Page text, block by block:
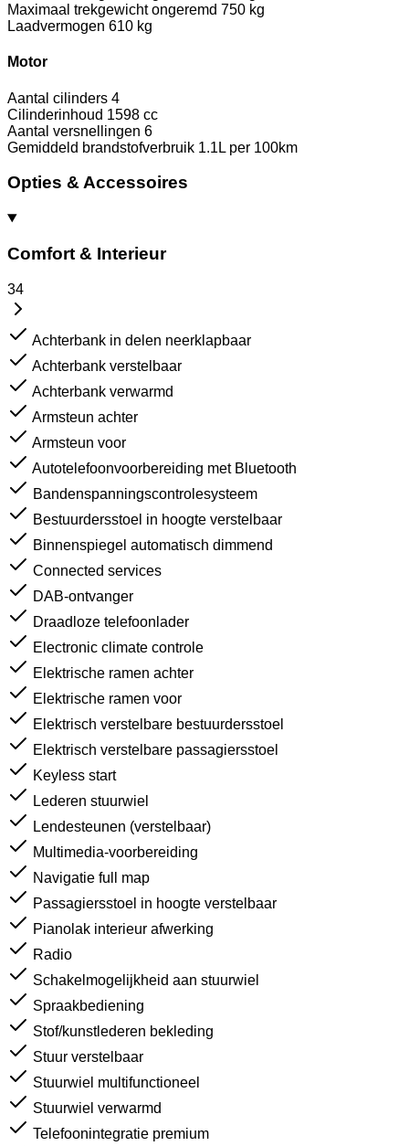
Maximaal trekgewicht ongeremd 750 kg
Laadvermogen 610 kg
Motor
Aantal cilinders 4
Cilinderinhoud 1598 cc
Aantal versnellingen 6
Gemiddeld brandstofverbruik 1.1L per 100km
Opties & Accessoires
Comfort & Interieur
34
Achterbank in delen neerklapbaar
Achterbank verstelbaar
Achterbank verwarmd
Armsteun achter
Armsteun voor
Autotelefoonvoorbereiding met Bluetooth
Bandenspanningscontrolesysteem
Bestuurdersstoel in hoogte verstelbaar
Binnenspiegel automatisch dimmend
Connected services
DAB-ontvanger
Draadloze telefoonlader
Electronic climate controle
Elektrische ramen achter
Elektrische ramen voor
Elektrisch verstelbare bestuurdersstoel
Elektrisch verstelbare passagiersstoel
Keyless start
Lederen stuurwiel
Lendesteunen (verstelbaar)
Multimedia-voorbereiding
Navigatie full map
Passagiersstoel in hoogte verstelbaar
Pianolak interieur afwerking
Radio
Schakelmogelijkheid aan stuurwiel
Spraakbediening
Stof/kunstlederen bekleding
Stuur verstelbaar
Stuurwiel multifunctioneel
Stuurwiel verwarmd
Telefoonintegratie premium